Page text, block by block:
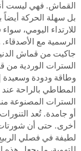
القماش. فهي ليست
بل سهلة الحركة أيضاً
للارتداء اليومي،
الرسمية مع الأصدقاء.
جاكيت من قماش
السترات الوردية
وطاقة ودودة وسعيدة
المطاطي بالراحة عند
السترات المصنوعة
أو جامدة. تُعد
أخرى. حتى أن
لطيفة في فصلي